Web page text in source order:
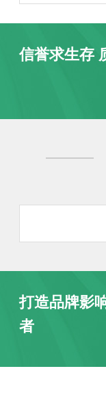
信誉求生存
打造品牌影
者